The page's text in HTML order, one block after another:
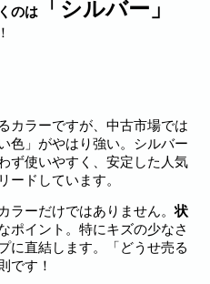
のは
「シルバー」
カラーですが、中古市場では
色」がやはり強い。シルバー
ず使いやすく、安定した人気
ードしています。
ラーだけではありません。状
ポイント。特にキズの少なさ
に直結します。「どうせ売る
です！